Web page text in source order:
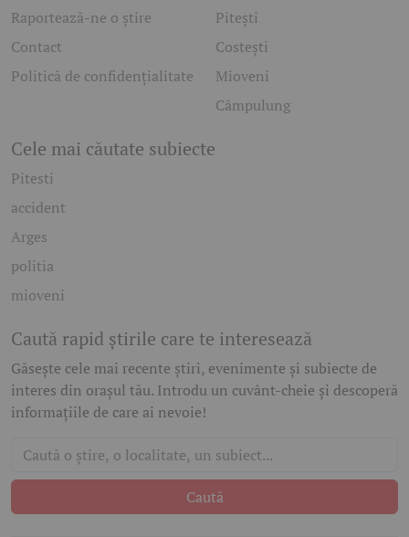
Raportează-ne o știre
Contact
Politică de confidențialitate
Pitești
Costești
Mioveni
Câmpulung
Cele mai căutate subiecte
Pitesti
accident
Arges
politia
mioveni
Caută rapid știrile care te interesează
Găsește cele mai recente știri, evenimente și subiecte de
interes din orașul tău. Introdu un cuvânt-cheie și descoperă
informațiile de care ai nevoie!
Caută